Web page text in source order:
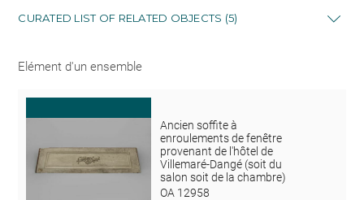
CURATED LIST OF RELATED OBJECTS (5)
Elément d'un ensemble
Ancien soffite à
enroulements de fenêtre
provenant de l'hôtel de
Villemaré-Dangé (soit du
salon soit de la chambre)
OA 12958